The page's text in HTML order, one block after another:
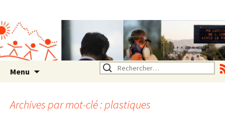
Rhône Alpes
Un environnement sain pour
la santé de tous
Menu Rechercher :
Archives par mot-clé : plastiques